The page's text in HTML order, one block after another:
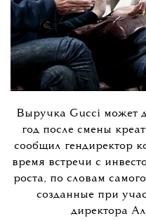
Выручка Gucci может
год после смены
сообщил гендиректор
время встречи с
роста, по словам
созданные при
директора